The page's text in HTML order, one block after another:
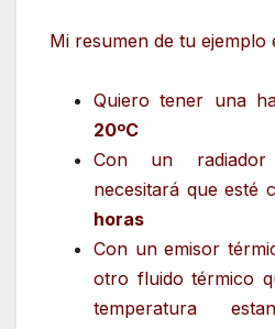
Mi resumen de tu ejemplo
Quiero tener una
20ºC
Con un radiador
necesitará que esté
horas
Con un emisor
otro fluido térmico
temperatura